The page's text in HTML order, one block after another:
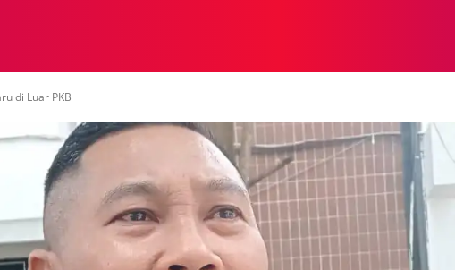
di Luar PKB